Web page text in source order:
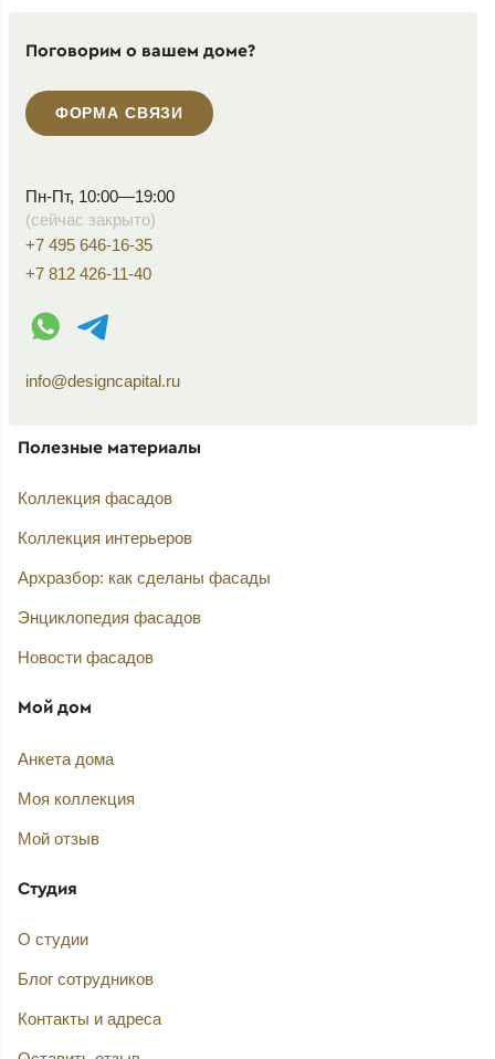
Поговорим о вашем доме?
ФОРМА СВЯЗИ
Пн-Пт, 10:00—19:00
(сейчас закрыто)
+7 495 646-16-35
+7 812 426-11-40
WhatsApp контакт
Telegram контакт
info@designcapital.ru
Полезные материалы
Коллекция фасадов
Коллекция интерьеров
Архразбор: как сделаны фасады
Энциклопедия фасадов
Новости фасадов
Мой дом
Анкета дома
Моя коллекция
Мой отзыв
Студия
О студии
Блог сотрудников
Контакты и адреса